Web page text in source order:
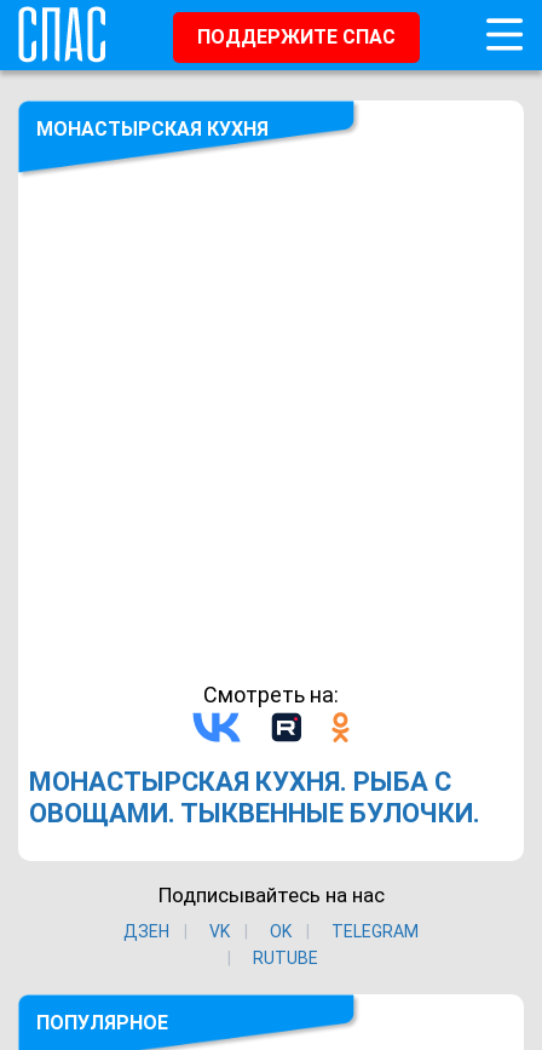
ПОДДЕРЖИТЕ СПАС
МОНАСТЫРСКАЯ КУХНЯ
Смотреть на:
МОНАСТЫРСКАЯ КУХНЯ. РЫБА С
ОВОЩАМИ. ТЫКВЕННЫЕ БУЛОЧКИ.
Подписывайтесь на нас
ДЗЕН VK ОK
TELEGRAM
RUTUBE
ПОПУЛЯРНОЕ